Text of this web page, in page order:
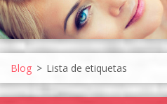
Blog > Lista de etiquetas